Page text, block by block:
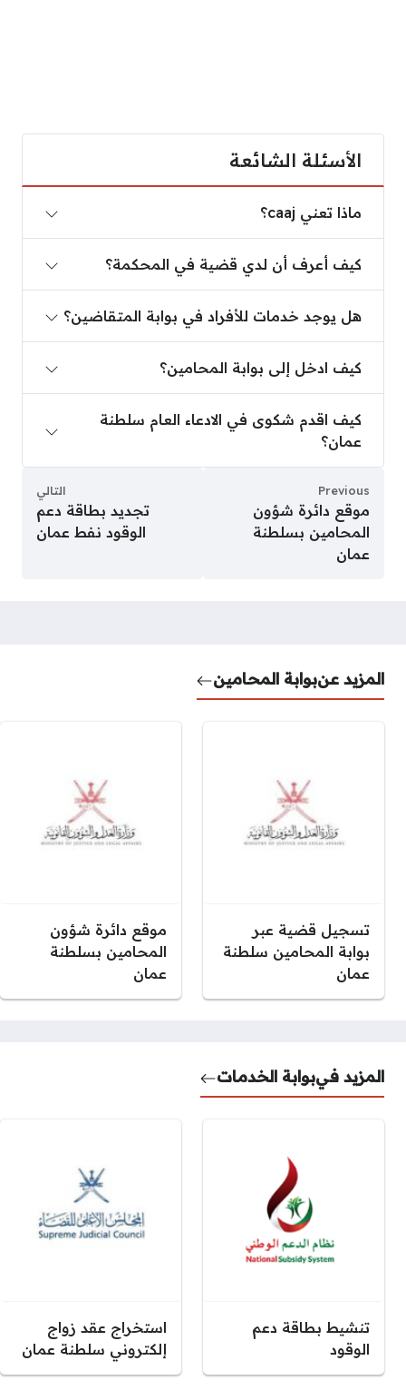
الأسئلة الشائعة
ماذا تعني caaj؟
كيف أعرف أن لدي قضية في المحكمة؟
هل يوجد خدمات للأفراد في بوابة المتقاضين؟
كيف ادخل إلى بوابة المحامين؟
كيف اقدم شكوى في الادعاء العام سلطنة
عمان؟
Previous
موقع دائرة شؤون
المحامين بسلطنة
عمان
التالي
تجديد بطاقة دعم
الوقود نفط عمان
المزيد عنبوابة المحامين
تسجيل قضية عبر
بوابة المحامين سلطنة
عمان
موقع دائرة شؤون
المحامين بسلطنة
عمان
المزيد فيبوابة الخدمات
تنشيط بطاقة دعم
الوقود
استخراج عقد زواج
إلكتروني سلطنة عمان